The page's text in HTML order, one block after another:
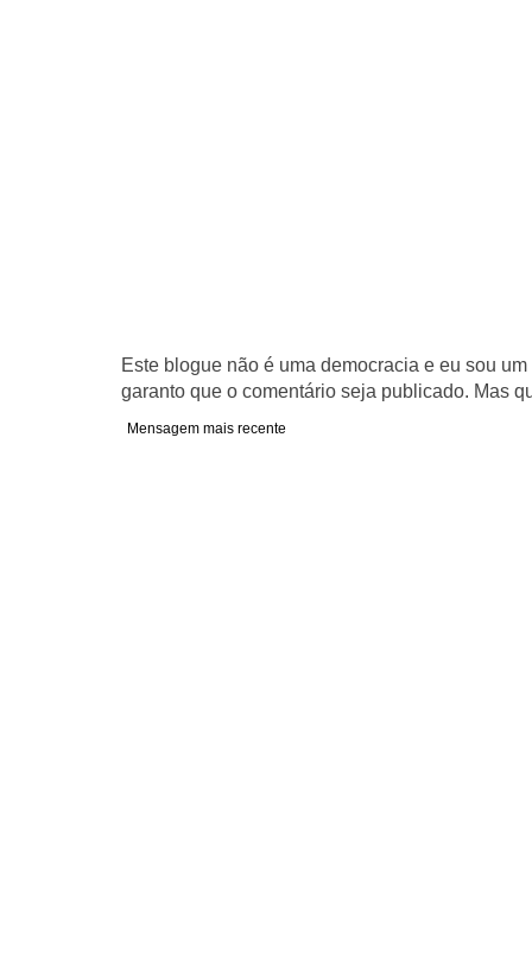
Este blogue não é uma democracia e eu sou
garanto que o comentário seja publicado. Mas
Mensagem mais recente